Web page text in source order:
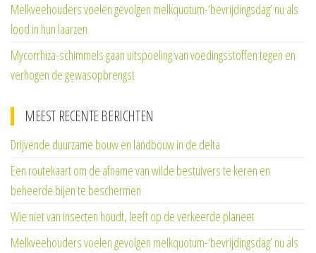
Melkveehouders voelen gevolgen melkquotum-‘bevrijdingsdag’ nu als
lood in hun laarzen
Mycorrhiza-schimmels gaan uitspoeling van voedingsstoffen tegen en
verhogen de gewasopbrengst
MEEST RECENTE BERICHTEN
Drijvende duurzame bouw en landbouw in de delta
Een routekaart om de afname van wilde bestuivers te keren en
beheerde bijen te beschermen
Wie niet van insecten houdt, leeft op de verkeerde planeet
Melkveehouders voelen gevolgen melkquotum-‘bevrijdingsdag’ nu als